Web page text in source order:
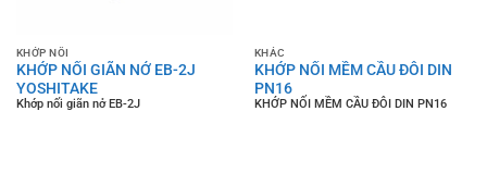
KHỚP NỐI
KHỚP NỐI GIÃN NỞ EB-2J
YOSHITAKE
Khớp nối giãn nở EB-2J
KHÁC
KHỚP NỐI MỀM CẦU ĐÔI DIN
PN16
KHỚP NỐI MỀM CẦU ĐÔI DIN PN16